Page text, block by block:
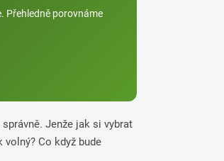
Přehledně porovnáme
Jenže jak si vybrat
volný? Co když bude